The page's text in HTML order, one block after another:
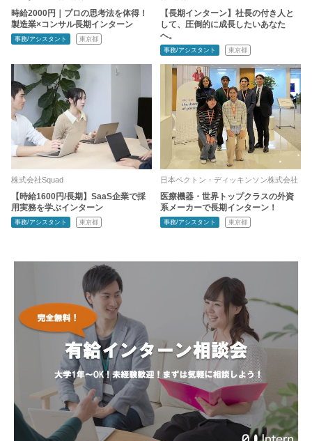
時給2000円｜プロの思考法を体得！
製造業×コンサル長期インターン
事務/アシスタント 東京都
【長期インターン】社長の付き人と
して、圧倒的に成長したいあなた
へ。
事務/アシスタント 東京都
株式会社Squad
【時給1600円/長期】SaaS企業で採
用実務を学ぶインターン
事務/アシスタント 東京都
日本ベクトン・ディッキンソン株式会社
医療機器・世界トップクラスの外資
系メーカーで長期インターン！
事務/アシスタント 東京都